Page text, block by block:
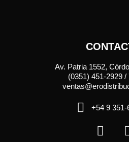
Av. Patria 1552,
(0351) 451-2929 /
+54 9 351-